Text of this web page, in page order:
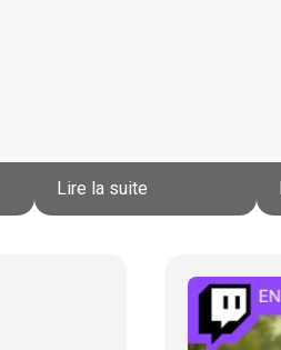
Lire la suite